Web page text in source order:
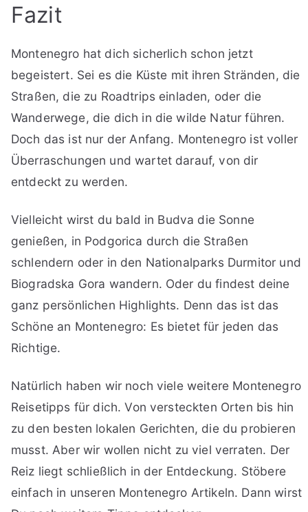
Fazit
Montenegro hat dich sicherlich schon jetzt
begeistert. Sei es die Küste mit ihren Stränden, die
Straßen, die zu Roadtrips einladen, oder die
Wanderwege, die dich in die wilde Natur führen.
Doch das ist nur der Anfang. Montenegro ist voller
Überraschungen und wartet darauf, von dir
entdeckt zu werden.
Vielleicht wirst du bald in Budva die Sonne
genießen, in Podgorica durch die Straßen
schlendern oder in den Nationalparks Durmitor und
Biogradska Gora wandern. Oder du findest deine
ganz persönlichen Highlights. Denn das ist das
Schöne an Montenegro: Es bietet für jeden das
Richtige.
Natürlich haben wir noch viele weitere Montenegro
Reisetipps für dich. Von versteckten Orten bis hin
zu den besten lokalen Gerichten, die du probieren
musst. Aber wir wollen nicht zu viel verraten. Der
Reiz liegt schließlich in der Entdeckung. Stöbere
einfach in unseren Montenegro Artikeln. Dann wirst